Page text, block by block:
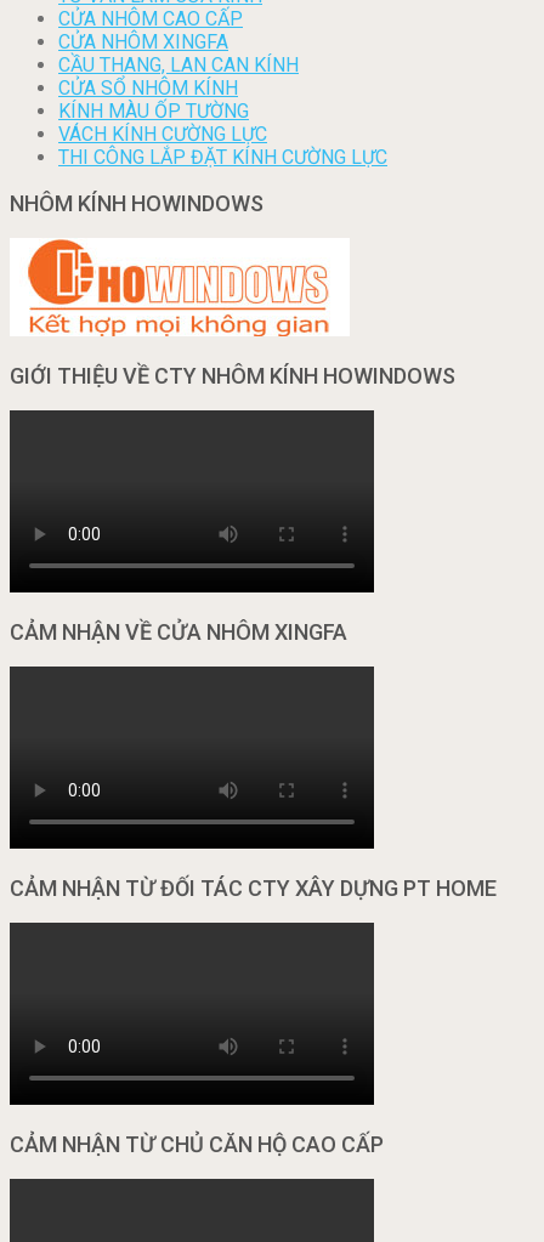
CỬA NHÔM CAO CẤP
CỬA NHÔM XINGFA
CẦU THANG, LAN CAN KÍNH
CỬA SỔ NHÔM KÍNH
KÍNH MÀU ỐP TƯỜNG
VÁCH KÍNH CƯỜNG LỰC
THI CÔNG LẮP ĐẶT KÍNH CƯỜNG LỰC
NHÔM KÍNH HOWINDOWS
GIỚI THIỆU VỀ CTY NHÔM KÍNH HOWINDOWS
CẢM NHẬN VỀ CỬA NHÔM XINGFA
CẢM NHẬN TỪ ĐỐI TÁC CTY XÂY DỰNG PT HOME
CẢM NHẬN TỪ CHỦ CĂN HỘ CAO CẤP